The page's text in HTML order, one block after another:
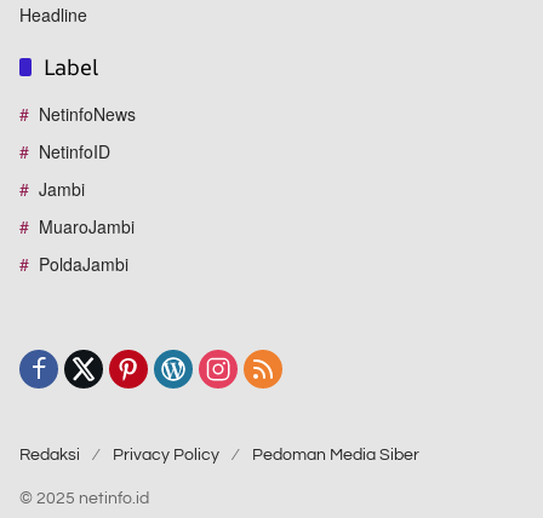
Headline
Label
NetinfoNews
NetinfoID
Jambi
MuaroJambi
PoldaJambi
Redaksi Privacy Policy Pedoman Media Siber
© 2025 netinfo.id